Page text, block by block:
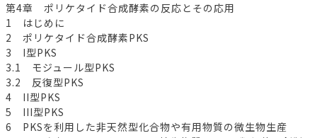
第4章 ポリケタイド合成酵素の反応とその応用
1 はじめに
2 ポリケタイド合成酵素PKS
3 I型PKS
3.1 モジュール型PKS
3.2 反復型PKS
4 II型PKS
5 III型PKS
6 PKSを利用した非天然型化合物や有用物質の微生物生産